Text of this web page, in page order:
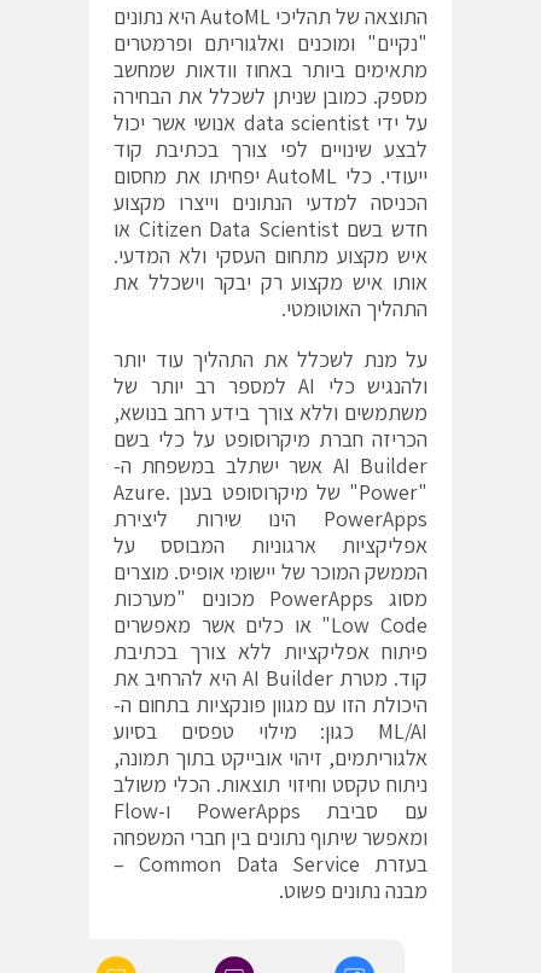
התוצאה של תהליכי AutoML היא נתונים
"נקיים" ומוכנים ואלגוריתם ופרמטרים
מתאימים ביותר באחוז וודאות שמחשב
מספק. כמובן שניתן לשכלל את הבחירה
על ידי data scientist אנושי אשר יכול
לבצע שינויים לפי צורך בכתיבת קוד
ייעודי. כלי AutoML יפחיתו את מחסום
הכניסה למדעי הנתונים וייצרו מקצוע
חדש בשם Citizen Data Scientist או
איש מקצוע מתחום העסקי ולא המדעי.
אותו איש מקצוע רק יבקר וישכלל את
התהליך האוטומטי.
על מנת לשכלל את התהליך עוד יותר
ולהנגיש כלי AI למספר רב יותר של
משתמשים וללא צורך בידע רחב בנושא,
הכריזה חברת מיקרוסופט על כלי בשם
AI Builder אשר ישתלב במשפחת ה-
"Power" של מיקרוסופט בענן Azure.
PowerApps הינו שירות ליצירת
אפליקציות ארגוניות המבוסס על
הממשק המוכר של יישומי אופיס. מוצרים
מסוג PowerApps מכונים "מערכות
Low Code" או כלים אשר מאפשרים
פיתוח אפליקציות ללא צורך בכתיבת
קוד. מטרת AI Builder היא להרחיב את
היכולת הזו עם מגוון פונקציות בתחום ה-
ML/AI כגון: מילוי טפסים בסיוע
אלגוריתמים, זיהוי אובייקט בתוך תמונה,
ניתוח טקסט וחיזוי תוצאות. הכלי משולב
עם סביבת PowerApps ו-Flow
ומאפשר שיתוף נתונים בין חברי המשפחה
בעזרת Common Data Service –
מבנה נתונים פשוט.